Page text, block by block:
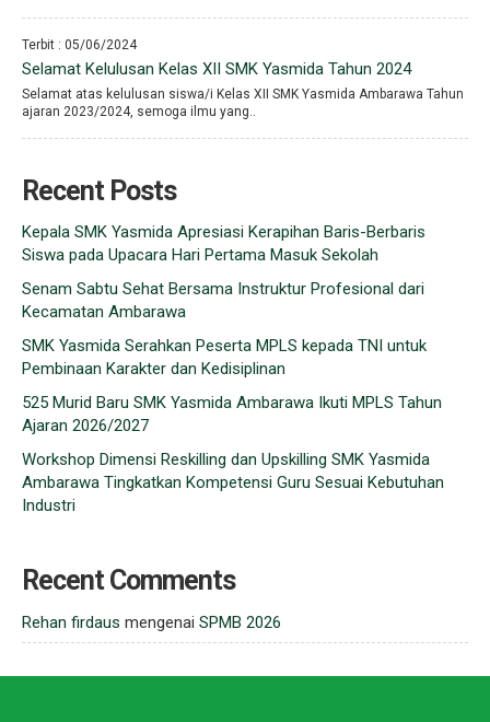
Terbit : 05/06/2024
Selamat Kelulusan Kelas XII SMK Yasmida Tahun 2024
Selamat atas kelulusan siswa/i Kelas XII SMK Yasmida Ambarawa Tahun
ajaran 2023/2024, semoga ilmu yang..
Recent Posts
Kepala SMK Yasmida Apresiasi Kerapihan Baris-Berbaris
Siswa pada Upacara Hari Pertama Masuk Sekolah
Senam Sabtu Sehat Bersama Instruktur Profesional dari
Kecamatan Ambarawa
SMK Yasmida Serahkan Peserta MPLS kepada TNI untuk
Pembinaan Karakter dan Kedisiplinan
525 Murid Baru SMK Yasmida Ambarawa Ikuti MPLS Tahun
Ajaran 2026/2027
Workshop Dimensi Reskilling dan Upskilling SMK Yasmida
Ambarawa Tingkatkan Kompetensi Guru Sesuai Kebutuhan
Industri
Recent Comments
Rehan firdaus mengenai SPMB 2026